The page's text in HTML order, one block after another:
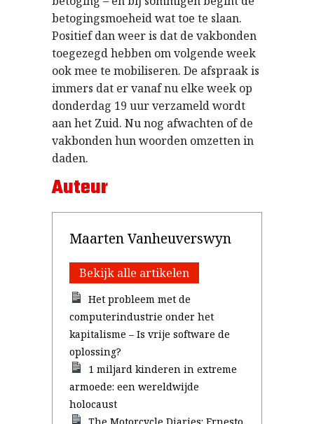
betogingsmoeheid wat toe te slaan.
Positief dan weer is dat de vakbonden
toegezegd hebben om volgende week
ook mee te mobiliseren. De afspraak is
immers dat er vanaf nu elke week op
donderdag 19 uur verzameld wordt
aan het Zuid. Nu nog afwachten of de
vakbonden hun woorden omzetten in
daden.
Auteur
Maarten Vanheuverswyn
Bekijk alle artikelen
Het probleem met de
computerindustrie onder het
kapitalisme – Is vrije software de
oplossing?
1 miljard kinderen in extreme
armoede: een wereldwijde
holocaust